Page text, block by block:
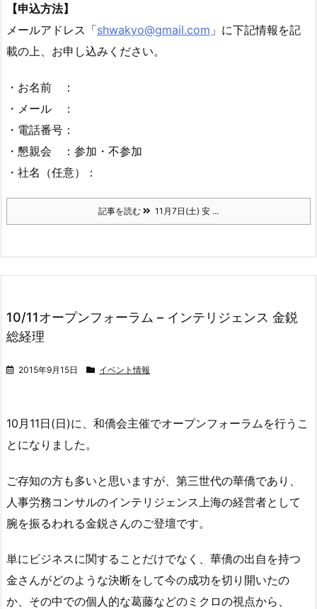
【申込方法】
メールアドレス「shwakyo@gmail.com 」に下記情報を記
載の上、お申し込みください。
・お名前 ：
・メール ：
・電話番号：
・懇親会 ：参加・不参加
・社名（任意）：
記事を読む 11月7日(土) 安 ...
10/11オープンフォーラム – インテリジェンス 金鋭
総経理
2015年9月15日 イベント情報
10月11日(日)に、和僑会主催でオープンフォーラムを行うこ
とになりました。
ご存知の方も多いと思いますが、第三世代の華僑であり、
人事労務コンサルのインテリジェンス上海の経営者として
腕を振るわれる金鋭さんのご登壇です。
単にビジネスに関することだけでなく、華僑の出自を持つ
金さんがどのような決断をして今の成功を切り開いたの
か、その中での個人的な葛藤などのミクロの視点から、